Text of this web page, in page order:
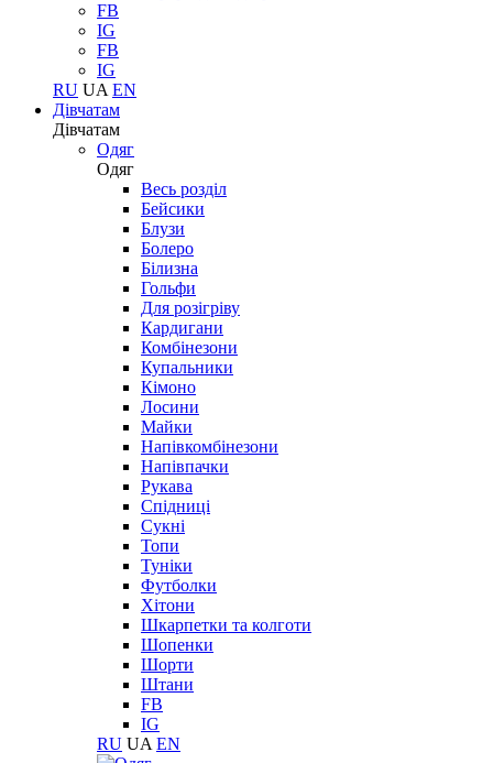
FB
IG
FB
IG
RU UA EN
Дівчатам
Дівчатам
Одяг
Одяг
Весь розділ
Бейсики
Блузи
Болеро
Білизна
Гольфи
Для розігріву
Кардигани
Комбінезони
Купальники
Кімоно
Лосини
Майки
Напівкомбінезони
Напівпачки
Рукава
Спідниці
Сукні
Топи
Туніки
Футболки
Хітони
Шкарпетки та колготи
Шопенки
Шорти
Штани
FB
IG
RU UA EN